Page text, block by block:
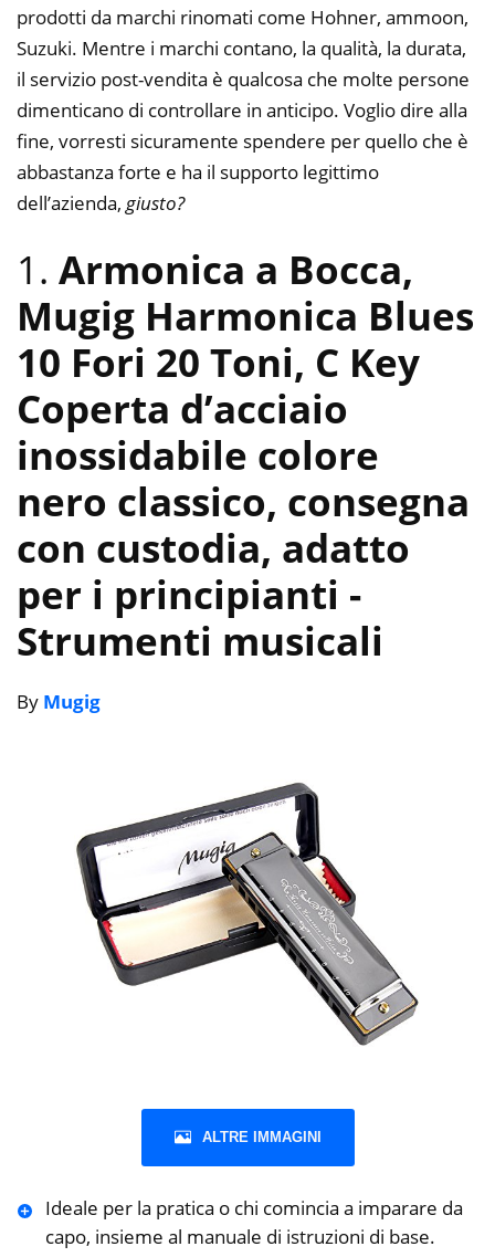
prodotti da marchi rinomati come Hohner, ammoon,
Suzuki. Mentre i marchi contano, la qualità, la durata,
il servizio post-vendita è qualcosa che molte persone
dimenticano di controllare in anticipo. Voglio dire alla
fine, vorresti sicuramente spendere per quello che è
abbastanza forte e ha il supporto legittimo
dell’azienda, giusto?
1. Armonica a Bocca,
Mugig Harmonica Blues
10 Fori 20 Toni, C Key
Coperta d’acciaio
inossidabile colore
nero classico, consegna
con custodia, adatto
per i principianti -
Strumenti musicali
By Mugig
ALTRE IMMAGINI
Ideale per la pratica o chi comincia a imparare da
capo, insieme al manuale di istruzioni di base.